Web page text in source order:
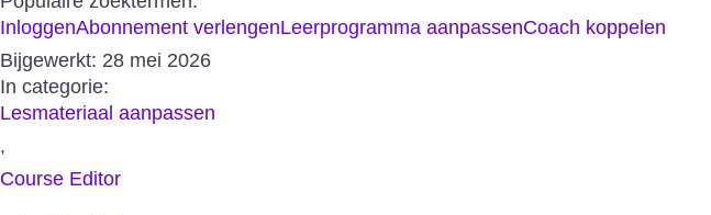
InloggenAbonnement verlengenLeerprogramma aanpassenCoach koppelen
Bijgewerkt: 28 mei 2026
In categorie:
Lesmateriaal aanpassen
,
Course Editor